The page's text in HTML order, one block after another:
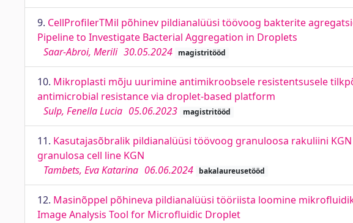
9. CellProfilerTMil põhinev pildianalüüsi töövoog bakterite
Pipeline to Investigate Bacterial Aggregation in Droplets
Saar-Abroi, Merili 30.05.2024 magistritööd
10. Mikroplasti mõju uurimine antimikroobsele resistentsusele
antimicrobial resistance via droplet-based platform
Sulp, Fenella Lucia 05.06.2023 magistritööd
11. Kasutajasõbralik pildianalüüsi töövoog granuloosa rakuliini
granulosa cell line KGN
Tambets, Eva Katarina 06.06.2024 bakalaureusetööd
12. Masinõppel põhineva pildianalüüsi tööriista loomine
Image Analysis Tool for Microfluidic Droplet